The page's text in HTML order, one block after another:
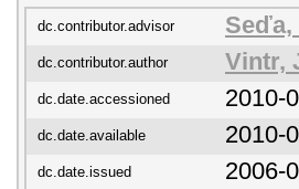
dc.contributor.advisor Seďa,
dc.contributor.author Vintr,
dc.date.accessioned 2010-
dc.date.available 2010-
dc.date.issued 2006-